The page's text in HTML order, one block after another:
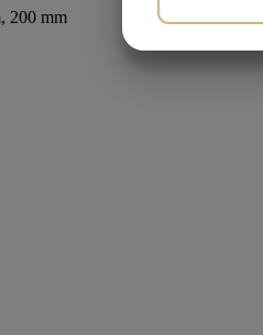
200 mm